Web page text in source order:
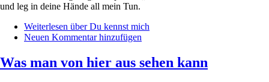
und leg in deine Hände all mein Tun.
Weiterlesen über Du kennst mich
Neuen Kommentar hinzufügen
Was man von hier aus sehen kann